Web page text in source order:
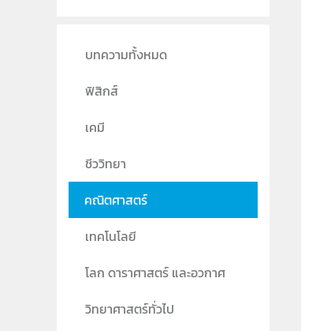
บทความทั้งหมด
ฟิสิกส์
เคมี
ชีววิทยา
คณิตศาสตร์
เทคโนโลยี
โลก ดาราศาสตร์ และอวกาศ
วิทยาศาสตร์ทั่วไป